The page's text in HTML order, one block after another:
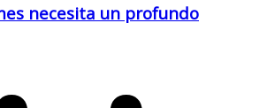
necesita un profundo